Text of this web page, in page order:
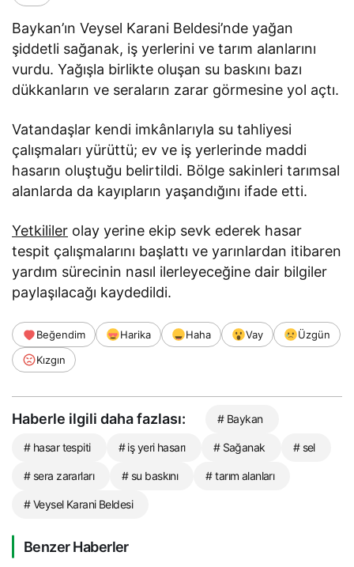
Baykan’ın Veysel Karani Beldesi’nde yağan
şiddetli sağanak, iş yerlerini ve tarım alanlarını
vurdu. Yağışla birlikte oluşan su baskını bazı
dükkanların ve seraların zarar görmesine yol açtı.
Vatandaşlar kendi imkânlarıyla su tahliyesi
çalışmaları yürüttü; ev ve iş yerlerinde maddi
hasarın oluştuğu belirtildi. Bölge sakinleri tarımsal
alanlarda da kayıpların yaşandığını ifade etti.
Yetkililer olay yerine ekip sevk ederek hasar
tespit çalışmalarını başlattı ve yarınlardan itibaren
yardım sürecinin nasıl ilerleyeceğine dair bilgiler
paylaşılacağı kaydedildi.
Beğendim Harika Haha Vay
Üzgün
Kızgın
Haberle ilgili daha fazlası: # Baykan
# hasar tespiti # iş yeri hasarı # Sağanak # sel
# sera zararları # su baskını # tarım alanları
# Veysel Karani Beldesi
Benzer Haberler